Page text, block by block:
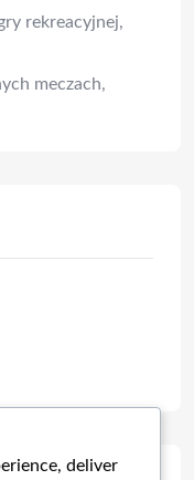
rekreacyjnej,
meczach,
deliver